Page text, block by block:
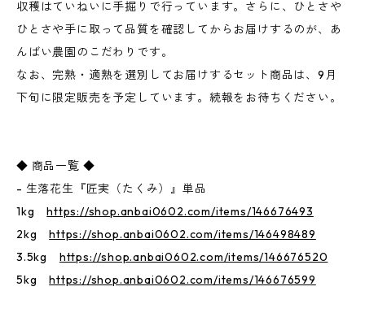
収穫はていねいに手掘りで行っています。さらに、ひとさや
ひとさや手に取って品質を確認してからお届けするのが、あ
んばい農園のこだわりです。
なお、完熟・適熟を選別してお届けするセット商品は、9月
下旬に限定販売を予定しています。続報をお待ちください。
◆ 商品一覧 ◆
- 生落花生『匠実（たくみ）』単品
1kghttps://shop.anbai0602.com/items/146676493
2kghttps://shop.anbai0602.com/items/146498489
3.5kg https://shop.anbai0602.com/items/146676520
5kghttps://shop.anbai0602.com/items/146676599